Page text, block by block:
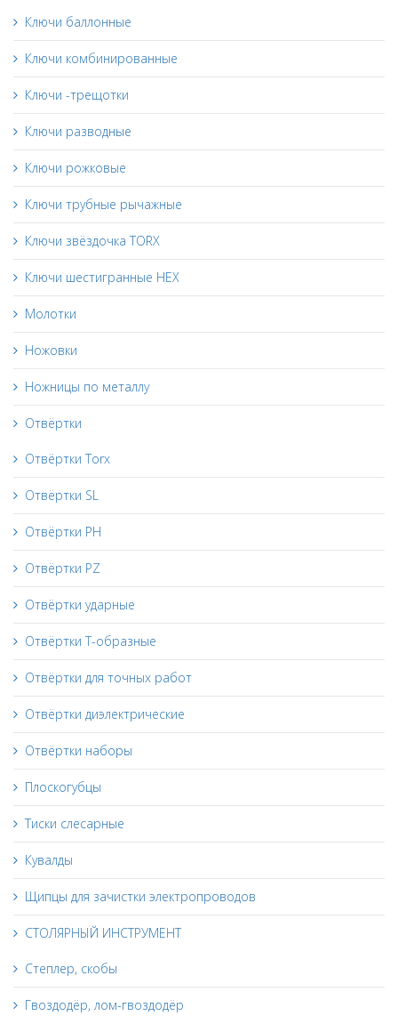
Ключи баллонные
Ключи комбинированные
Ключи -трещотки
Ключи разводные
Ключи рожковые
Ключи трубные рычажные
Ключи звёздочка TORX
Ключи шестигранные HEX
Молотки
Ножовки
Ножницы по металлу
Отвёртки
Отвёртки Torx
Отвёртки SL
Отвёртки PH
Отвёртки PZ
Отвёртки ударные
Отвёртки Т-образные
Отвёртки для точных работ
Отвёртки диэлектрические
Отвёртки наборы
Плоскогубцы
Тиски слесарные
Кувалды
Щипцы для зачистки электропроводов
СТОЛЯРНЫЙ ИНСТРУМЕНТ
Степлер, скобы
Гвоздодёр, лом-гвоздодёр